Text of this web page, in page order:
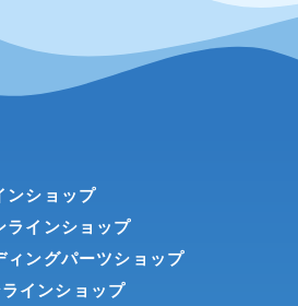
ンショップ
ラインショップ
ィングパーツショップ
インショップ